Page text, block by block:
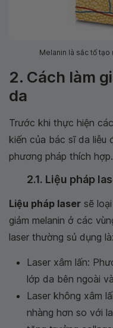
Melanin là sắc tố tạo
2. Cách làm
da
Trước khi thực hiện
kiến của bác sĩ da liễu
phương pháp thích hợp.
2.1. Liệu pháp
Liệu pháp laser sẽ
giảm melanin ở các
laser thường sủ dụng là:
Laser xâm lấn:
lớp da bên ngoài
Laser không xâm
nhàng hơn so với